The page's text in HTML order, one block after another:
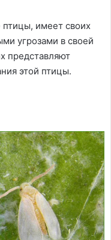
птицы, имеет своих
угрозами в своей
представляют
этой птицы.